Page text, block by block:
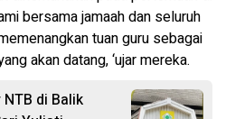
bersama jamaah dan seluruh
tuan guru sebagai
akan datang, ‘ujar mereka.
NTB di Balik